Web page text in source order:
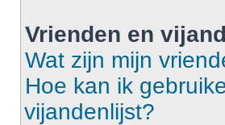
Vrienden en
Wat zijn mijn
Hoe kan ik
vijandenlijst?